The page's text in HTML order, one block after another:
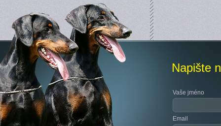
Napište
Vaše jméno
Email